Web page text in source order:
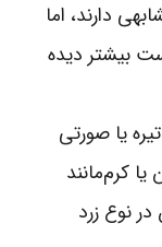
دارند، اما
بیشتر دیده
یا صورتی
یا کرم‌مانند
نوع زرد